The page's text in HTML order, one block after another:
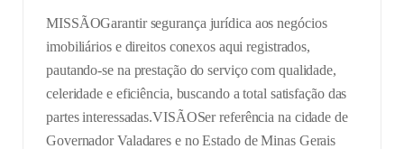
MISSÃOGarantir segurança jurídica aos negócios
imobiliários e direitos conexos aqui registrados,
pautando-se na prestação do serviço com qualidade,
celeridade e eficiência, buscando a total satisfação das
partes interessadas.VISÃOSer referência na cidade de
Governador Valadares e no Estado de Minas Gerais